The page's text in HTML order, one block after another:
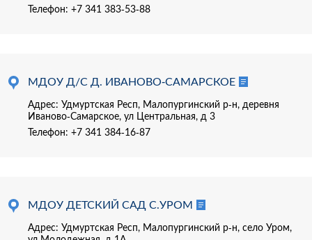
Телефон: +7 341 383-53-88
МДОУ Д/С Д. ИВАНОВО-САМАРСКОЕ
Адрес: Удмуртская Респ, Малопургинский р-н, деревня
Иваново-Самарское, ул Центральная, д 3
Телефон: +7 341 384-16-87
МДОУ ДЕТСКИЙ САД С.УРОМ
Адрес: Удмуртская Респ, Малопургинский р-н, село Уром,